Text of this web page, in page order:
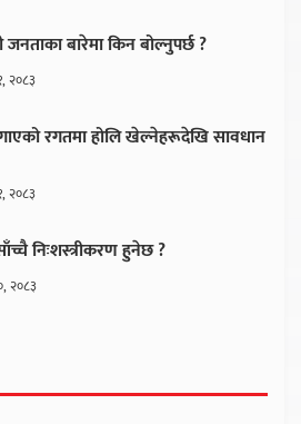
जनताका बारेमा किन बोल्नुपर्छ ?
२०८३
रगतमा होलि खेल्नेहरूदेखि सावधान
२०८३
निःशस्त्रीकरण हुनेछ ?
२०८३